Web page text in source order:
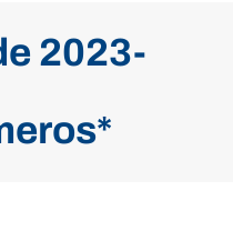
2023-